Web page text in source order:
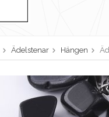
Ädelstenar Hängen